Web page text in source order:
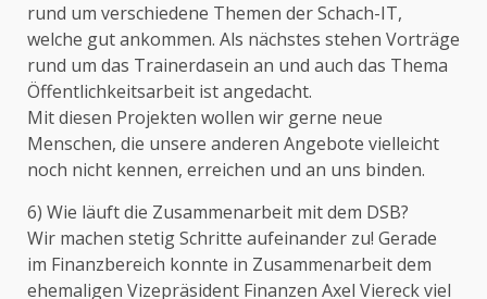
rund um verschiedene Themen der Schach-IT,
welche gut ankommen. Als nächstes stehen Vorträge
rund um das Trainerdasein an und auch das Thema
Öffentlichkeitsarbeit ist angedacht.
Mit diesen Projekten wollen wir gerne neue
Menschen, die unsere anderen Angebote vielleicht
noch nicht kennen, erreichen und an uns binden.
6) Wie läuft die Zusammenarbeit mit dem DSB?
Wir machen stetig Schritte aufeinander zu! Gerade
im Finanzbereich konnte in Zusammenarbeit dem
ehemaligen Vizepräsident Finanzen Axel Viereck viel